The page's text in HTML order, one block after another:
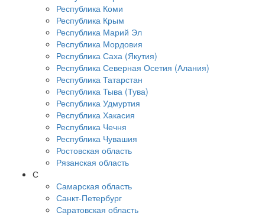
Республика Коми
Республика Крым
Республика Марий Эл
Республика Мордовия
Республика Саха (Якутия)
Республика Северная Осетия (Алания)
Республика Татарстан
Республика Тыва (Тува)
Республика Удмуртия
Республика Хакасия
Республика Чечня
Республика Чувашия
Ростовская область
Рязанская область
С
Самарская область
Санкт-Петербург
Саратовская область